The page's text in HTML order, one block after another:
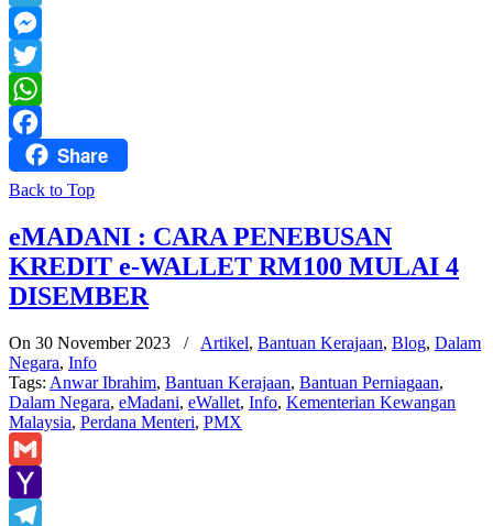
Mail
Telegram
Messenger
Twitter
WhatsApp
FacebookShare
Back to Top
eMADANI : CARA PENEBUSAN
KREDIT e-WALLET RM100 MULAI 4
DISEMBER
On 30 November 2023 / Artikel, Bantuan Kerajaan, Blog, Dalam
Negara, Info
Tags: Anwar Ibrahim, Bantuan Kerajaan, Bantuan Perniagaan,
Dalam Negara, eMadani, eWallet, Info, Kementerian Kewangan
Malaysia, Perdana Menteri, PMX
Gmail
Yahoo